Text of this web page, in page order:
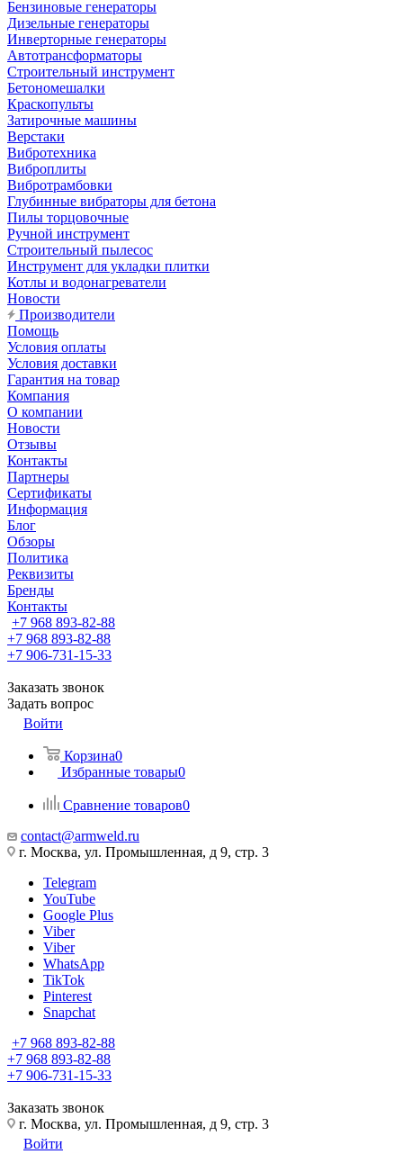
Бензиновые генераторы
Дизельные генераторы
Инверторные генераторы
Автотрансформаторы
Строительный инструмент
Бетономешалки
Краскопульты
Затирочные машины
Верстаки
Вибротехника
Виброплиты
Вибротрамбовки
Глубинные вибраторы для бетона
Пилы торцовочные
Ручной инструмент
Строительный пылесос
Инструмент для укладки плитки
Котлы и водонагреватели
Новости
Производители
Помощь
Условия оплаты
Условия доставки
Гарантия на товар
Компания
О компании
Новости
Отзывы
Контакты
Партнеры
Сертификаты
Информация
Блог
Обзоры
Политика
Реквизиты
Бренды
Контакты
+7 968 893-82-88
+7 968 893-82-88
+7 906-731-15-33
Заказать звонок
Задать вопрос
Войти
Корзина0
Избранные товары0
Сравнение товаров0
contact@armweld.ru
г. Москва, ул. Промышленная, д 9, стр. 3
Telegram
YouTube
Google Plus
Viber
Viber
WhatsApp
TikTok
Pinterest
Snapchat
+7 968 893-82-88
+7 968 893-82-88
+7 906-731-15-33
Заказать звонок
г. Москва, ул. Промышленная, д 9, стр. 3
Войти